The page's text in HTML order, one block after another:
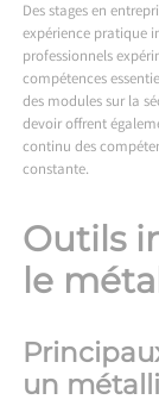
Des stages en
expérience pratique
professionnels
compétences
des modules sur la
devoir offrent
continu des
constante.
Outils
le
un